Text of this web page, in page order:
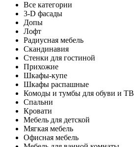
Все категории
3-D фасады
Допы
Лофт
Радиусная мебель
Скандинавия
Стенки для гостиной
Прихожие
Шкафы-купе
Шкафы распашные
Комоды и тумбы для обуви и ТВ
Спальни
Кровати
Мебель для детской
Мягкая мебель
Офисная мебель